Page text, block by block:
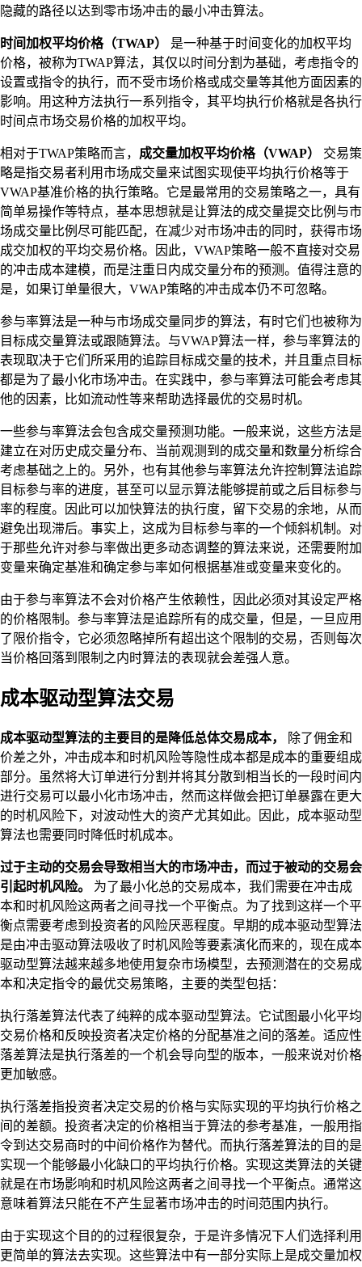
隐藏的路径以达到零市场冲击的最小冲击算法。
时间加权平均价格（TWAP）
是一种基于时间变化的加权平均
价格，被称为TWAP算法，其仅以时间分割为基础，考虑指令的
设置或指令的执行，而不受市场价格或成交量等其他方面因素的
影响。用这种方法执行一系列指令，其平均执行价格就是各执行
时间点市场交易价格的加权平均。
相对于TWAP策略而言， 成交量加权平均价格（VWAP）
交易策
略是指交易者利用市场成交量来试图实现使平均执行价格等于
VWAP基准价格的执行策略。它是最常用的交易策略之一，具有
简单易操作等特点，基本思想就是让算法的成交量提交比例与市
场成交量比例尽可能匹配，在减少对市场冲击的同时，获得市场
成交加权的平均交易价格。因此，VWAP策略一般不直接对交易
的冲击成本建模，而是注重日内成交量分布的预测。值得注意的
是，如果订单量很大，VWAP策略的冲击成本仍不可忽略。
参与率算法是一种与市场成交量同步的算法，有时它们也被称为
目标成交量算法或跟随算法。与VWAP算法一样，参与率算法的
表现取决于它们所采用的追踪目标成交量的技术，并且重点目标
都是为了最小化市场冲击。在实践中，参与率算法可能会考虑其
他的因素，比如流动性等来帮助选择最优的交易时机。
一些参与率算法会包含成交量预测功能。一般来说，这些方法是
建立在对历史成交量分布、当前观测到的成交量和数量分析综合
考虑基础之上的。另外，也有其他参与率算法允许控制算法追踪
目标参与率的进度，甚至可以显示算法能够提前或之后目标参与
率的程度。因此可以加快算法的执行度，留下交易的余地，从而
避免出现滞后。事实上，这成为目标参与率的一个倾斜机制。对
于那些允许对参与率做出更多动态调整的算法来说，还需要附加
变量来确定基准和确定参与率如何根据基准或变量来变化的。
由于参与率算法不会对价格产生依赖性，因此必须对其设定严格
的价格限制。参与率算法是追踪所有的成交量，但是，一旦应用
了限价指令，它必须忽略掉所有超出这个限制的交易，否则每次
当价格回落到限制之内时算法的表现就会差强人意。
成本驱动型算法交易
成本驱动型算法的主要目的是降低总体交易成本，
除了佣金和
价差之外，冲击成本和时机风险等隐性成本都是成本的重要组成
部分。虽然将大订单进行分割并将其分散到相当长的一段时间内
进行交易可以最小化市场冲击，然而这样做会把订单暴露在更大
的时机风险下，对波动性大的资产尤其如此。因此，成本驱动型
算法也需要同时降低时机成本。
过于主动的交易会导致相当大的市场冲击，而过于被动的交易会
引起时机风险。
为了最小化总的交易成本，我们需要在冲击成
本和时机风险这两者之间寻找一个平衡点。为了找到这样一个平
衡点需要考虑到投资者的风险厌恶程度。早期的成本驱动型算法
是由冲击驱动算法吸收了时机风险等要素演化而来的，现在成本
驱动型算法越来越多地使用复杂市场模型，去预测潜在的交易成
本和决定指令的最优交易策略，主要的类型包括：
执行落差算法代表了纯粹的成本驱动型算法。它试图最小化平均
交易价格和反映投资者决定价格的分配基准之间的落差。适应性
落差算法是执行落差的一个机会导向型的版本，一般来说对价格
更加敏感。
执行落差指投资者决定交易的价格与实际实现的平均执行价格之
间的差额。投资者决定的价格相当于算法的参考基准，一般用指
令到达交易商时的中间价格作为替代。而执行落差算法的目的是
实现一个能够最小化缺口的平均执行价格。实现这类算法的关键
就是在市场影响和时机风险这两者之间寻找一个平衡点。通常这
意味着算法只能在不产生显著市场冲击的时间范围内执行。
由于实现这个目的的过程很复杂，于是许多情况下人们选择利用
更简单的算法去实现。这些算法中有一部分实际上是成交量加权